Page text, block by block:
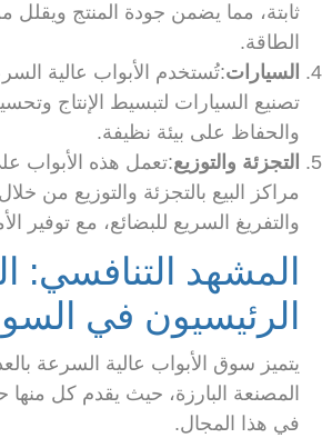
ثابتة، مما يضمن جودة المنتج ويقلل
الطاقة.
السيارات:تُستخدم الأبواب عالية
تصنيع السيارات لتبسيط الإنتاج
والحفاظ على بيئة نظيفة.
التجزئة والتوزيع:تعمل هذه الأبواب
مراكز البيع بالتجزئة والتوزيع من
والتفريغ السريع للبضائع، مع توفير
المشهد التنافسي:
الرئيسيون في
يتميز سوق الأبواب عالية السرعة
المصنعة البارزة، حيث يقدم كل منها
في هذا المجال.